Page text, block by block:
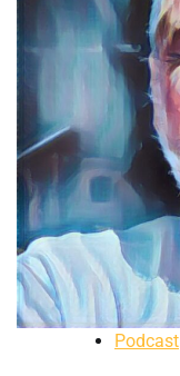
Podcast